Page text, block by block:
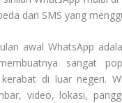
dari SMS yang
awal WhatsApp
sangat
di luar negeri.
video, lokasi,